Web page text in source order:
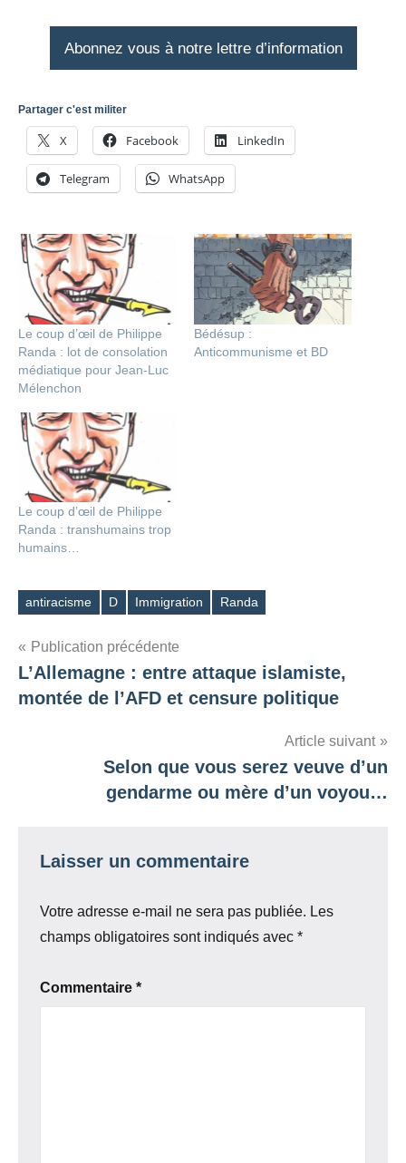
Abonnez vous à notre lettre d’information
Partager c'est militer
X Facebook LinkedIn
Telegram WhatsApp
Le coup d’œil de Philippe
Randa : lot de consolation
médiatique pour Jean-Luc
Mélenchon
Bédésup :
Anticommunisme et BD
Le coup d’œil de Philippe
Randa : transhumains trop
humains…
Étiquettes
antiracisme D Immigration Randa
Navigation
de
Publication précédente
L’Allemagne : entre attaque islamiste,
montée de l’AFD et censure politique
Article suivant
Selon que vous serez veuve d’un
gendarme ou mère d’un voyou…
Laisser un commentaire
Votre adresse e-mail ne sera pas publiée. Les
champs obligatoires sont indiqués avec *
Commentaire *